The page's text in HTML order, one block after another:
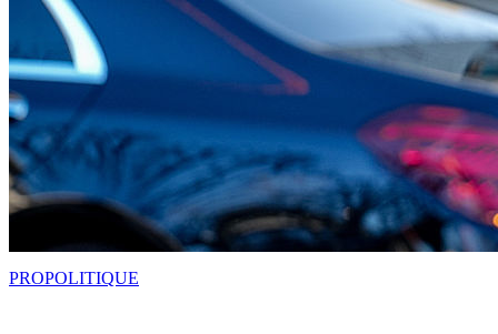
PROPOLITIQUE